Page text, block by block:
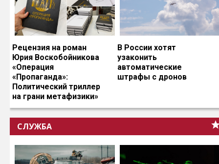
Рецензия на роман
Юрия Воскобойникова
«Операция
«Пропаганда»:
Политический триллер
на грани метафизики»
В России хотят
узаконить
автоматические
штрафы с дронов
СЛУЖБА